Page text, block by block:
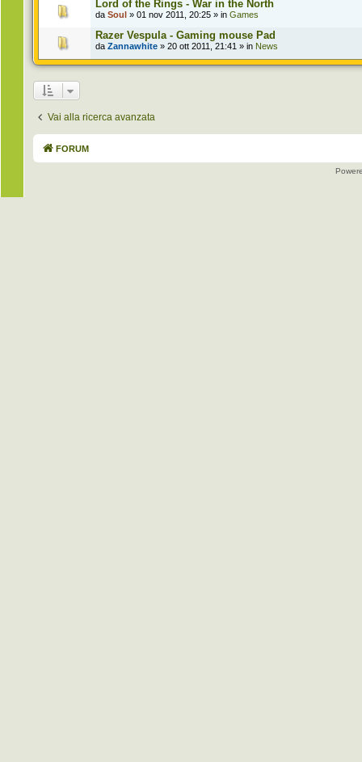
Lord of the Rings - War in the North
da Soul » 01 nov 2011, 20:25 » in Games
Razer Vespula - Gaming mouse Pad
da Zannawhite » 20 ott 2011, 21:41 » in News
Vai alla ricerca avanzata
FORUM